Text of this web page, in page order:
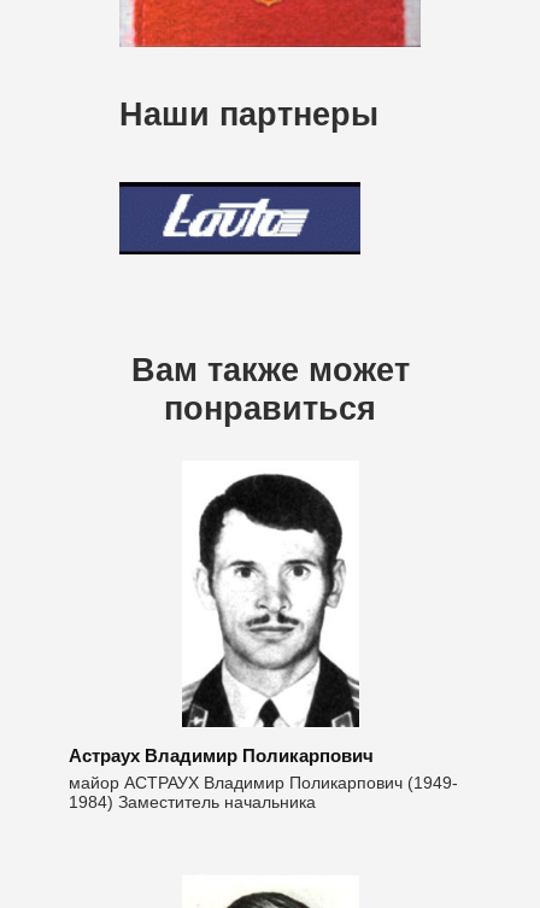
Наши партнеры
Вам также может
понравиться
Астраух Владимир Поликарпович
майор АСТРАУХ Владимир Поликарпович (1949-
1984) Заместитель начальника